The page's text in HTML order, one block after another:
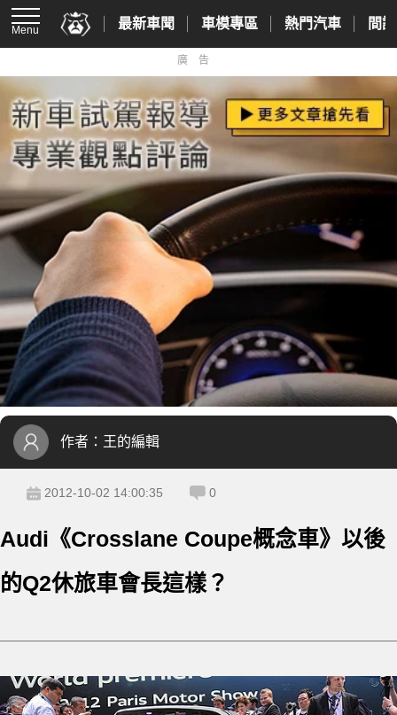
Menu 最新車聞 車模專區 熱門汽車 間
廣告
作者： 王的編輯
2012-10-02 14:00:35 0
Audi《Crosslane Coupe概念車》以後
的Q2休旅車會長這樣？